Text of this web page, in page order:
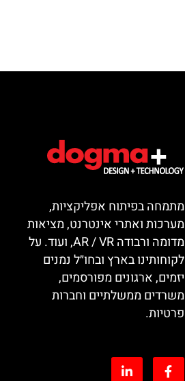
מתמחה בפיתוח אפליקציות,
מערכות ואתרי אינטרנט, מציאות
מדומה ורבודה AR / VR, ועוד. על
לקוחותינו בארץ ובחו״ל נמנים
יזמים, ארגונים מפורסמים,
משרדים ממשלתיים וחברות
פרטיות.